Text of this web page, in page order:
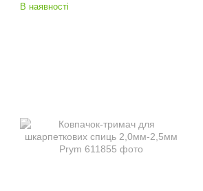
В наявності